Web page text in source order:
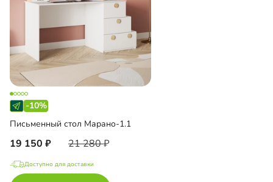
-10%
Письменный стол Марано-1.1
19 150 21 280
Доступно для доставки